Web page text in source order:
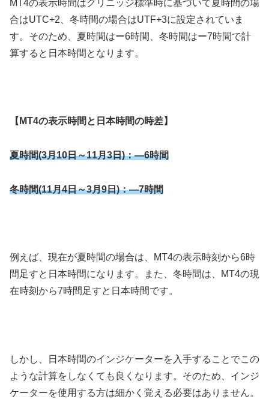
MT4の表示時間はグリニッジ標準時に基づいて夏時間の場
合はUTC+2 、冬時間の場合はUTF+3に設定されていま
す。そのため、夏時間はー6時間、冬時間はー7時間で計
算すると日本時間となります。
【 MT4の表示時間と日本時間の時差】
夏時間(3月10日～11月3日)：―6時間
冬時間(11月4日～3月9日)：―7時間
例えば、現在が夏時間の場合は、 MT4の表示時刻から6時
間足すと日本時間になります。また、冬時間は、
MT4の現
在時刻から7時間足すと日本時間です。
しかし、日本時間のインジケーターを入手することでこの
ような計算をしなくても良くなります。そのため、インジ
ケーターを使用する方は細かく覚える必要はありません。